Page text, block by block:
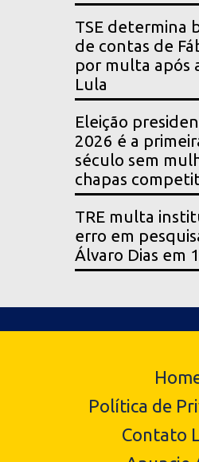
TSE determina
de contas de
por multa após
Lula
Eleição
2026 é a
século sem
chapas
TRE multa
erro em
Álvaro Dias em
Política de
Contato